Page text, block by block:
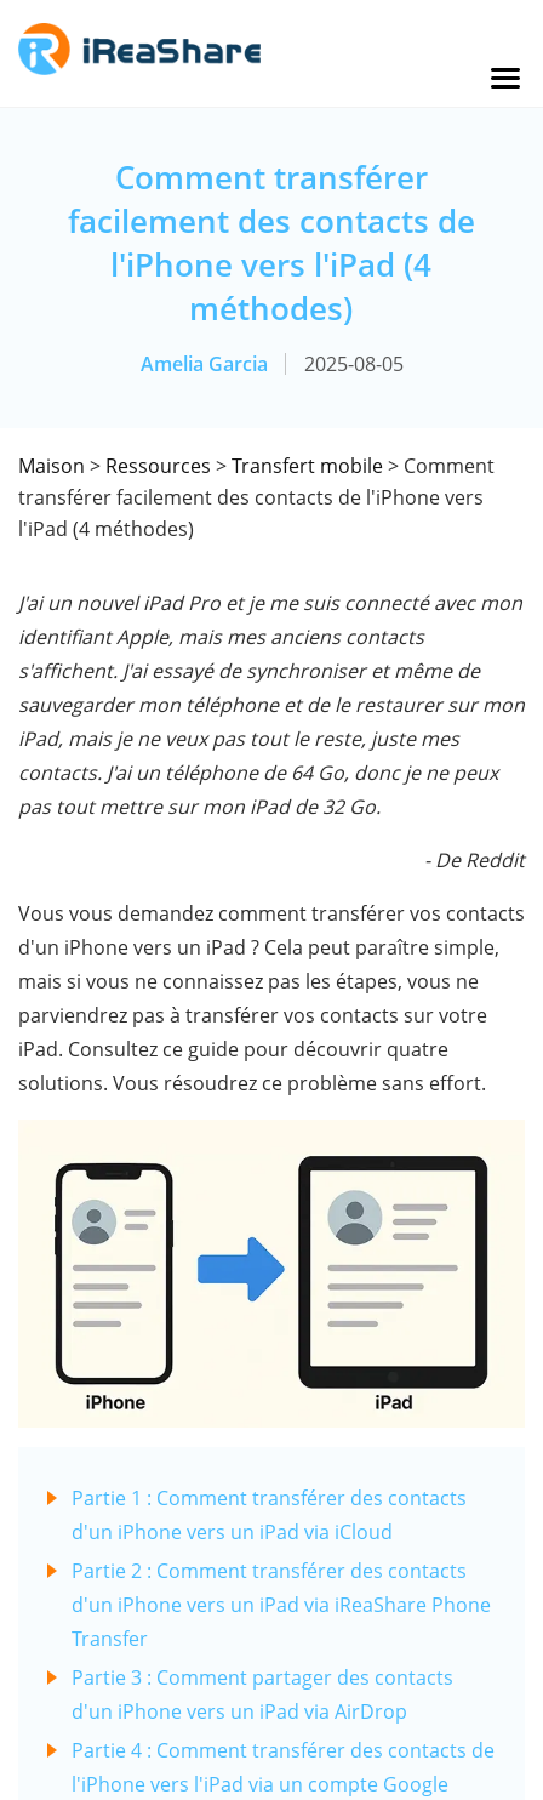
Comment transférer
facilement des contacts de
l'iPhone vers l'iPad (4
méthodes)
Amelia Garcia 2025-08-05
Maison > Ressources >Transfert mobile> Comment
transférer facilement des contacts de l'iPhone vers
l'iPad (4 méthodes)
J'ai un nouvel iPad Pro et je me suis connecté avec mon
identifiant Apple, mais mes anciens contacts
s'affichent. J'ai essayé de synchroniser et même de
sauvegarder mon téléphone et de le restaurer sur mon
iPad, mais je ne veux pas tout le reste, juste mes
contacts. J'ai un téléphone de 64 Go, donc je ne peux
pas tout mettre sur mon iPad de 32 Go.
- De Reddit
Vous vous demandez comment transférer vos contacts
d'un iPhone vers un iPad ? Cela peut paraître simple,
mais si vous ne connaissez pas les étapes, vous ne
parviendrez pas à transférer vos contacts sur votre
iPad. Consultez ce guide pour découvrir quatre
solutions. Vous résoudrez ce problème sans effort.
Partie 1 : Comment transférer des contacts
d'un iPhone vers un iPad via iCloud
Partie 2 : Comment transférer des contacts
d'un iPhone vers un iPad via iReaShare Phone
Transfer
Partie 3 : Comment partager des contacts
d'un iPhone vers un iPad via AirDrop
Partie 4 : Comment transférer des contacts de
l'iPhone vers l'iPad via un compte Google